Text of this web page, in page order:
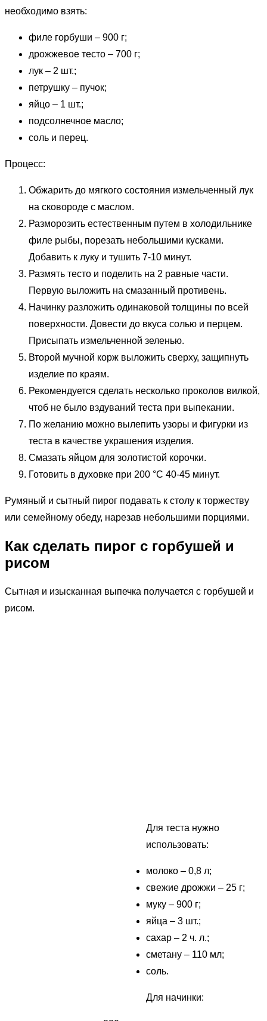
необходимо взять:
филе горбуши – 900 г;
дрожжевое тесто – 700 г;
лук – 2 шт.;
петрушку – пучок;
яйцо – 1 шт.;
подсолнечное масло;
соль и перец.
Процесс:
Обжарить до мягкого состояния измельченный лук
на сковороде с маслом.
Разморозить естественным путем в холодильнике
филе рыбы, порезать небольшими кусками.
Добавить к луку и тушить 7-10 минут.
Размять тесто и поделить на 2 равные части.
Первую выложить на смазанный противень.
Начинку разложить одинаковой толщины по всей
поверхности. Довести до вкуса солью и перцем.
Присыпать измельченной зеленью.
Второй мучной корж выложить сверху, защипнуть
изделие по краям.
Рекомендуется сделать несколько проколов вилкой,
чтоб не было вздуваний теста при выпекании.
По желанию можно вылепить узоры и фигурки из
теста в качестве украшения изделия.
Смазать яйцом для золотистой корочки.
Готовить в духовке при 200 °C 40-45 минут.
Румяный и сытный пирог подавать к столу к торжеству
или семейному обеду, нарезав небольшими порциями.
Как сделать пирог с горбушей и
рисом
Сытная и изысканная выпечка получается с горбушей и
рисом.
Для теста нужно
использовать:
молоко – 0,8 л;
свежие дрожжи – 25 г;
муку – 900 г;
яйца – 3 шт.;
сахар – 2 ч. л.;
сметану – 110 мл;
соль.
Для начинки: